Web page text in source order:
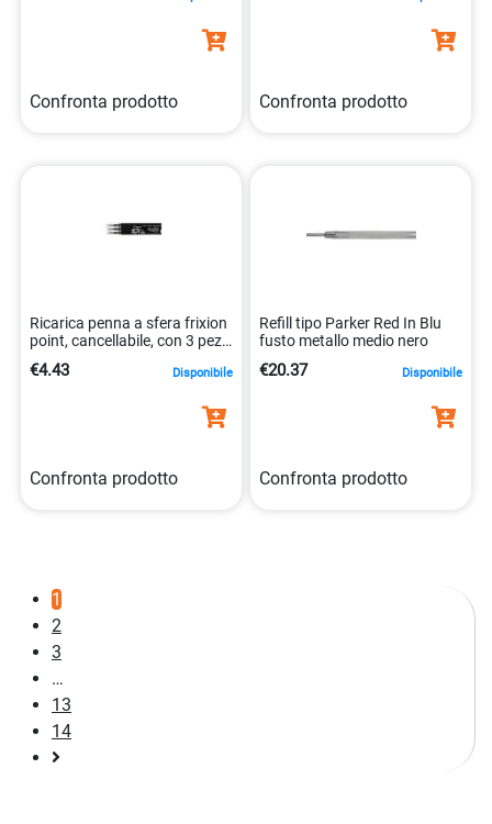
Confronta prodotto Confronta prodotto
Ricarica penna a sfera frixion
point, cancellabile, con 3 pezzi
rosa. 4902505358142
€4.43 Disponibile
Confronta prodotto
Refill tipo Parker Red In Blu
fusto metallo medio nero
€20.37 Disponibile
Confronta prodotto
1
2
3
13
14